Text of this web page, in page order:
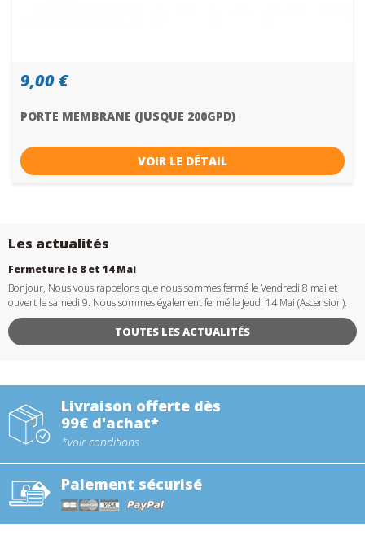
9,00 €
PORTE MEMBRANE (JUSQUE 200GPD)
VOIR LE DÉTAIL
Les actualités
Fermeture le 8 et 14 Mai
Bonjour, Nous vous rappelons que nous sommes fermé le Vendredi 8 mai et
ouvert le samedi 9. Nous sommes également fermé le Jeudi 14 Mai (Ascension).
TOUTES LES ACTUALITÉS
Livraison offerte dès
99€ d'achat*
*voir conditions
Paiement sécurisé